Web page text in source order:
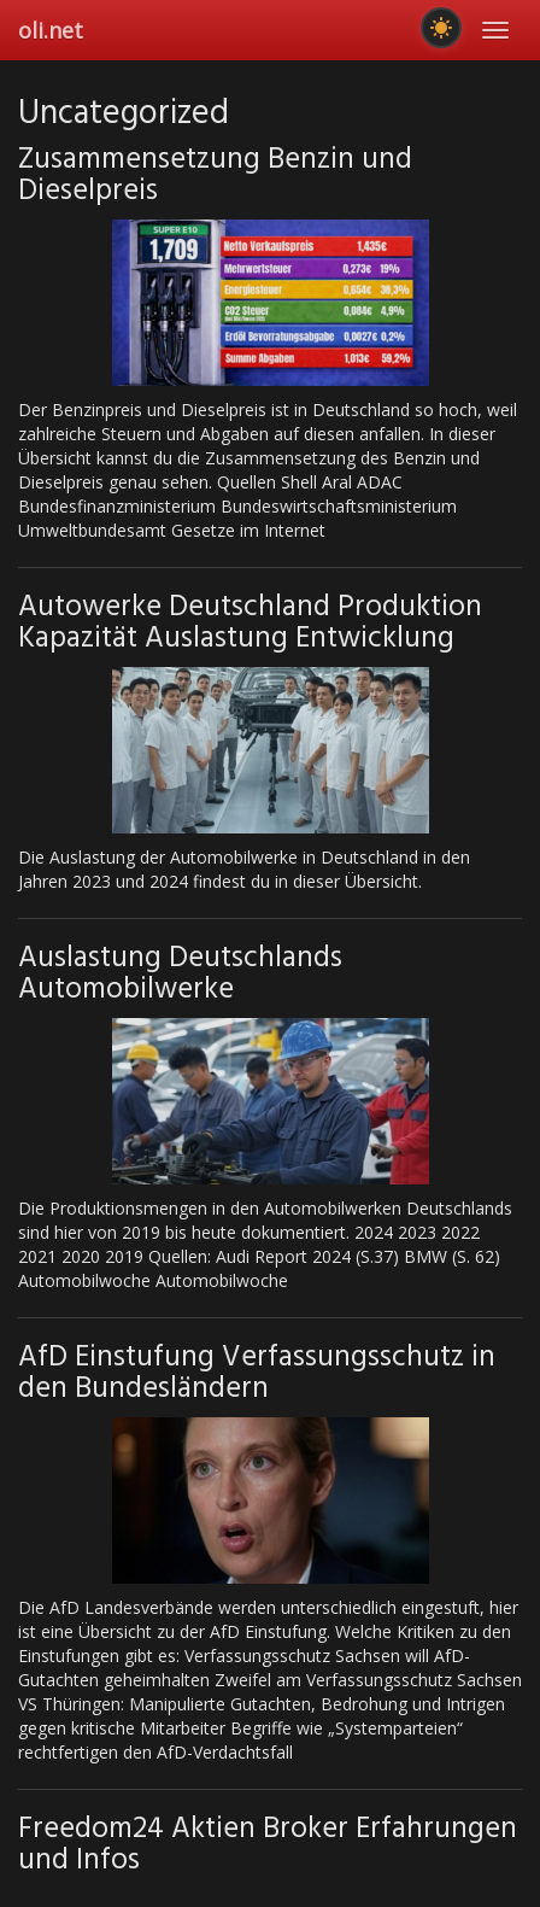
main
oli.net
Uncategorized
Zusammensetzung Benzin und
Dieselpreis
Der Benzinpreis und Dieselpreis ist in Deutschland so hoch, weil
zahlreiche Steuern und Abgaben auf diesen anfallen. In dieser
Übersicht kannst du die Zusammensetzung des Benzin und
Dieselpreis genau sehen. Quellen Shell Aral ADAC
Bundesfinanzministerium Bundeswirtschaftsministerium
Umweltbundesamt Gesetze im Internet
Autowerke Deutschland Produktion
Kapazität Auslastung Entwicklung
Die Auslastung der Automobilwerke in Deutschland in den
Jahren 2023 und 2024 findest du in dieser Übersicht.
Auslastung Deutschlands
Automobilwerke
Die Produktionsmengen in den Automobilwerken Deutschlands
sind hier von 2019 bis heute dokumentiert. 2024 2023 2022
2021 2020 2019 Quellen: Audi Report 2024 (S.37) BMW (S. 62)
Automobilwoche Automobilwoche
AfD Einstufung Verfassungsschutz in
den Bundesländern
Die AfD Landesverbände werden unterschiedlich eingestuft, hier
ist eine Übersicht zu der AfD Einstufung. Welche Kritiken zu den
Einstufungen gibt es: Verfassungsschutz Sachsen will AfD-
Gutachten geheimhalten Zweifel am Verfassungsschutz Sachsen
VS Thüringen: Manipulierte Gutachten, Bedrohung und Intrigen
gegen kritische Mitarbeiter Begriffe wie „Systemparteien“
rechtfertigen den AfD-Verdachtsfall
Freedom24 Aktien Broker Erfahrungen
und Infos